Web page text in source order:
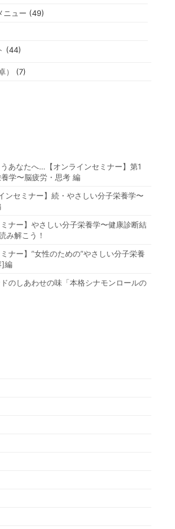
ニュー (49)
(44)
）
(7)
あなたへ…【オンラインセミナー】第1
学〜脳疲労・思考 編
ンセミナー】続・やさしい分子栄養学〜
ミナー】やさしい分子栄養学〜健康診断結
み解こう！
ミナー】”女性のための”やさしい分子栄養
]編
のしあわせの味「本格シナモンロールの